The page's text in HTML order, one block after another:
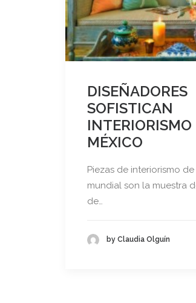
DISEÑADORES
SOFISTICAN
INTERIORISMO
MÉXICO
Piezas de interiorismo
mundial son la muestra
de…
by Claudia Olguín